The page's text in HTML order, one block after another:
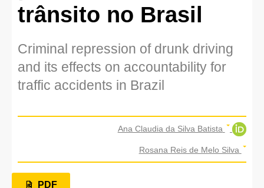
trânsito no Brasil
Criminal repression of drunk driving
and its effects on accountability for
traffic accidents in Brazil
Ana Claudia da Silva Batista
Rosana Reis de Melo Silva
PDF